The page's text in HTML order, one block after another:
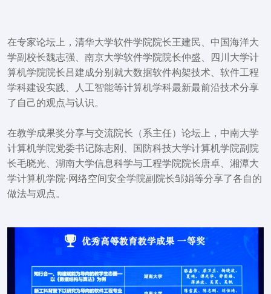
在专家论坛上，清华大学软件学院院长王建民、中国海洋大
学副校长魏志强、南京大学软件学院院长仲盛、四川大学计
算机学院院长吕建成分别就大数据软件构架技术、软件工程
学科建设实践、人工智能等计算机学科最新最前沿技术分享
了自己的观点与认识。
在教学成果奖分享与交流院长（系主任）论坛上，中南大学
计算机学院党委书记陈志刚、国防科技大学计算机学院副院
长毛晓光、湖南大学信息科学与工程学院院长唐卓、湘潭大
学计算机学院·网络空间安全学院副院长邹娟等分享了各自的
做法与观点。